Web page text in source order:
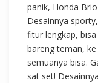
panik, Honda
Desainnya
fitur lengkap,
bareng teman,
semuanya bisa.
sat set!